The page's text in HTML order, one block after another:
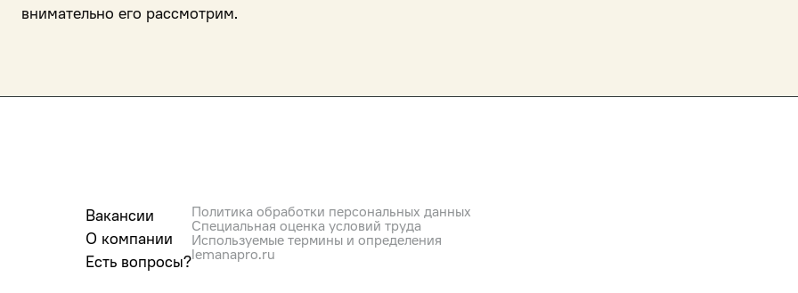
внимательно его рассмотрим.
Вакансии
О компании
Есть вопросы?
Политика обработки персональных данных
Специальная оценка условий труда
Используемые термины и определения
lemanapro.ru